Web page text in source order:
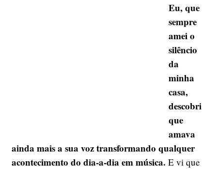
Eu, que
sempre
amei o
silêncio
da
minha
casa,
descobri
que
amava
ainda mais a sua voz transformando qualquer
acontecimento do dia-a-dia em música. E vi que